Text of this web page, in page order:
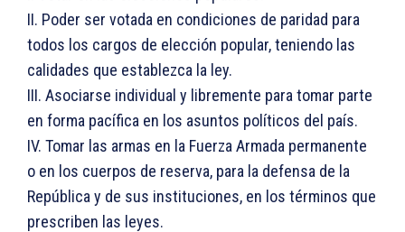
II. Poder ser votada en condiciones de paridad para
todos los cargos de elección popular, teniendo las
calidades que establezca la ley.
III. Asociarse individual y libremente para tomar parte
en forma pacífica en los asuntos políticos del país.
IV. Tomar las armas en la Fuerza Armada permanente
o en los cuerpos de reserva, para la defensa de la
República y de sus instituciones, en los términos que
prescriben las leyes.